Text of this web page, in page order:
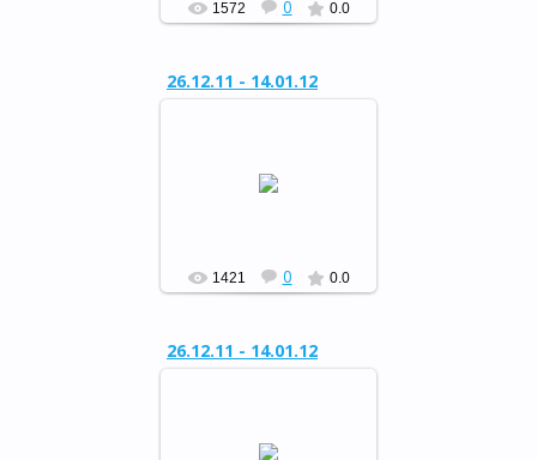
1572 0 0.0
26.12.11 - 14.01.12
«Сохраним живую ель»
1421 0 0.0
26.12.11 - 14.01.12
«Сохраним живую ель»